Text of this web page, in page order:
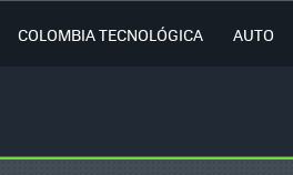
COLOMBIA TECNOLÓGICA AUTO